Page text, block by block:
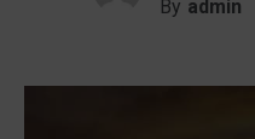
By admin